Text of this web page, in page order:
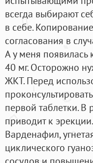
всегда выбирают
в себе.
согласования в
А у меня появилась
40 мг. Осторожно
ЖКТ. Перед
первой таблетки. В
приводит к
Варденафил,
циклического